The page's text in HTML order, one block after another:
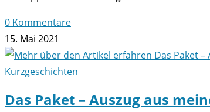
0 Kommentare
15. Mai 2021
Kurzgeschichten
Das Paket – Auszug aus